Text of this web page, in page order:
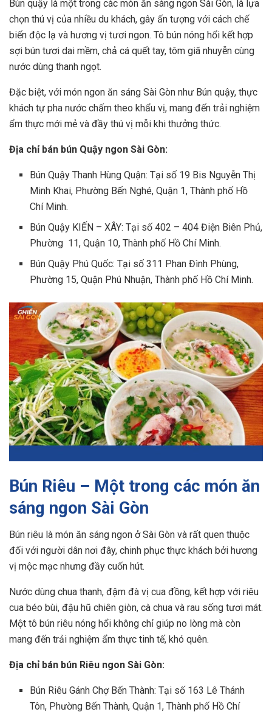
Bún quậy là một trong các món ăn sáng ngon Sài Gòn, là lựa
chọn thú vị của nhiều du khách, gây ấn tượng với cách chế
biến độc lạ và hương vị tươi ngon. Tô bún nóng hổi kết hợp
sợi bún tươi dai mềm, chả cá quết tay, tôm giã nhuyễn cùng
nước dùng thanh ngọt.
Đặc biệt, với món ngon ăn sáng Sài Gòn như Bún quậy, thực
khách tự pha nước chấm theo khẩu vị, mang đến trải nghiệm
ẩm thực mới mẻ và đầy thú vị mỗi khi thưởng thức.
Địa chỉ bán bún Quậy ngon Sài Gòn:
Bún Quậy Thanh Hùng Quận: Tại số 19 Bis Nguyễn Thị
Minh Khai, Phường Bến Nghé, Quận 1, Thành phố Hồ
Chí Minh.
Bún Quậy KIẾN – XÂY: Tại số 402 – 404 Điện Biên Phủ,
Phường 11, Quận 10, Thành phố Hồ Chí Minh.
Bún Quậy Phú Quốc: Tại số 311 Phan Đình Phùng,
Phường 15, Quận Phú Nhuận, Thành phố Hồ Chí Minh.
Bún Riêu – Một trong các món ăn
sáng ngon Sài Gòn
Bún riêu là món ăn sáng ngon ở Sài Gòn và rất quen thuộc
đối với người dân nơi đây, chinh phục thực khách bởi hương
vị mộc mạc nhưng đầy cuốn hút.
Nước dùng chua thanh, đậm đà vị cua đồng, kết hợp với riêu
cua béo bùi, đậu hũ chiên giòn, cà chua và rau sống tươi mát.
Một tô bún riêu nóng hổi không chỉ giúp no lòng mà còn
mang đến trải nghiệm ẩm thực tinh tế, khó quên.
Địa chỉ bán bún Riêu ngon Sài Gòn:
Bún Riêu Gánh Chợ Bến Thành: Tại số 163 Lê Thánh
Tôn, Phường Bến Thành, Quận 1, Thành phố Hồ Chí